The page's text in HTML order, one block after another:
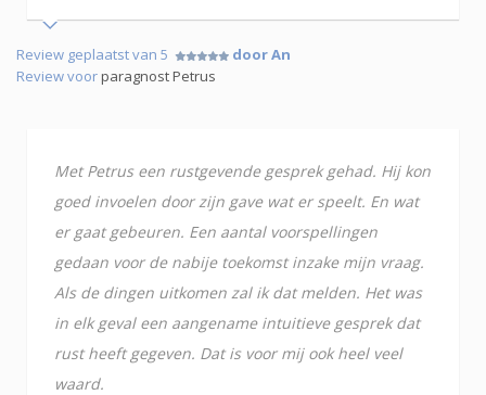
Review geplaatst van 5
door An
Review voorparagnost Petrus
Met Petrus een rustgevende gesprek gehad. Hij kon
goed invoelen door zijn gave wat er speelt. En wat
er gaat gebeuren. Een aantal voorspellingen
gedaan voor de nabije toekomst inzake mijn vraag.
Als de dingen uitkomen zal ik dat melden. Het was
in elk geval een aangename intuitieve gesprek dat
rust heeft gegeven. Dat is voor mij ook heel veel
waard.